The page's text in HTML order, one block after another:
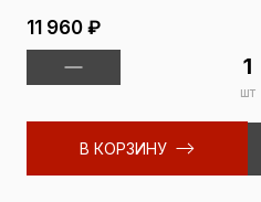
11 960 ₽
шт
В КОРЗИНУ